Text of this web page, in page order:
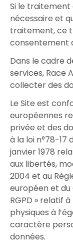
Si le traitement
nécessaire et
traitement, ce
consentement
Dans le cadre
services, Race
collecter des
Le Site est
européennes
privée et des
à la loi n°78-17
janvier 1978
aux libertés,
2004 et au
européen et du
RGPD » relatif
physiques à
caractère
données.